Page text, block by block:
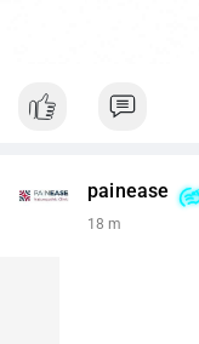
painease
18 m